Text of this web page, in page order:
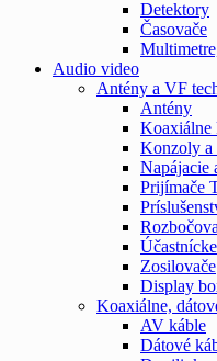
Detektory
Časovače
Audio video
Antény a VF
Antény
Koaxiálne
Konzoly a
Napájacie
Prijímače
Zosilovače
Display
Koaxiálne,
AV káble
Dátové